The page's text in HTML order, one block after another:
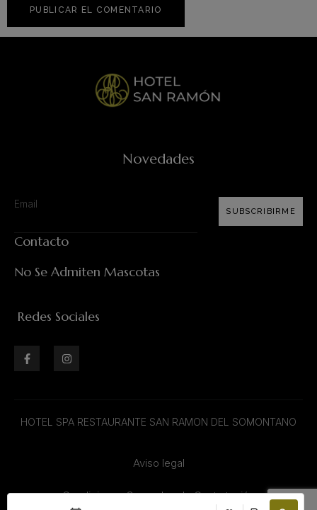
Novedades
SUBSCRIBIRME
Contacto
No Se Admiten Mascotas
Redes Sociales
HOTEL SPA RESTAURANTE SAN RAMON DEL SOMONTANO
Aviso legal
Condiciones Generales de Contratación